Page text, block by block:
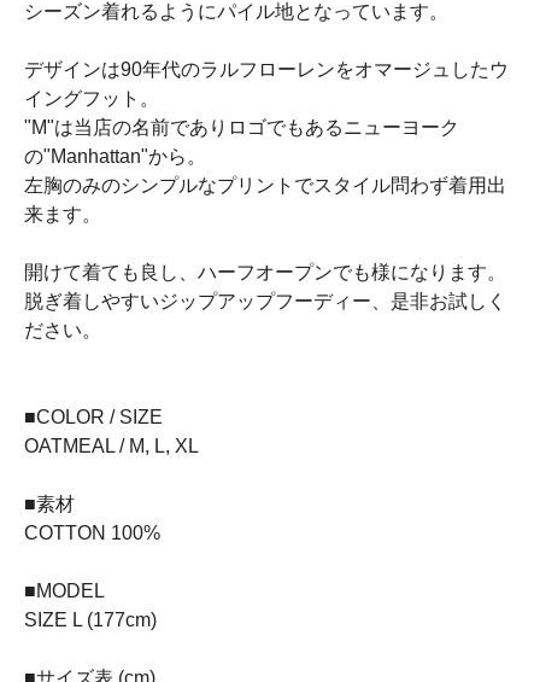
シーズン着れるようにパイル地となっています。
デザインは90年代のラルフローレンをオマージュしたウ
イングフット。
"M"は当店の名前でありロゴでもあるニューヨーク
の"Manhattan"から。
左胸のみのシンプルなプリントでスタイル問わず着用出
来ます。
開けて着ても良し、ハーフオープンでも様になります。
脱ぎ着しやすいジップアップフーディー、是非お試しく
ださい。
■COLOR / SIZE
OATMEAL / M, L, XL
■素材
COTTON 100%
■MODEL
SIZE L (177cm)
■サイズ表 (cm)